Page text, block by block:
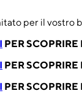
per il vostro
PER
PER
PER